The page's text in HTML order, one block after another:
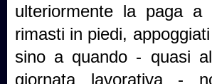
ulteriormente la paga a
rimasti in piedi,
sino a quando - quasi
giornata lavorativa -